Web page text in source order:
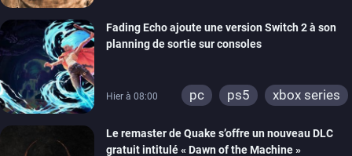
Fading Echo ajoute une version Switch 2 à son
planning de sortie sur consoles
Hier à 08:00 pc ps5 xbox series
Le remaster de Quake s’offre un nouveau DLC
gratuit intitulé « Dawn of the Machine »